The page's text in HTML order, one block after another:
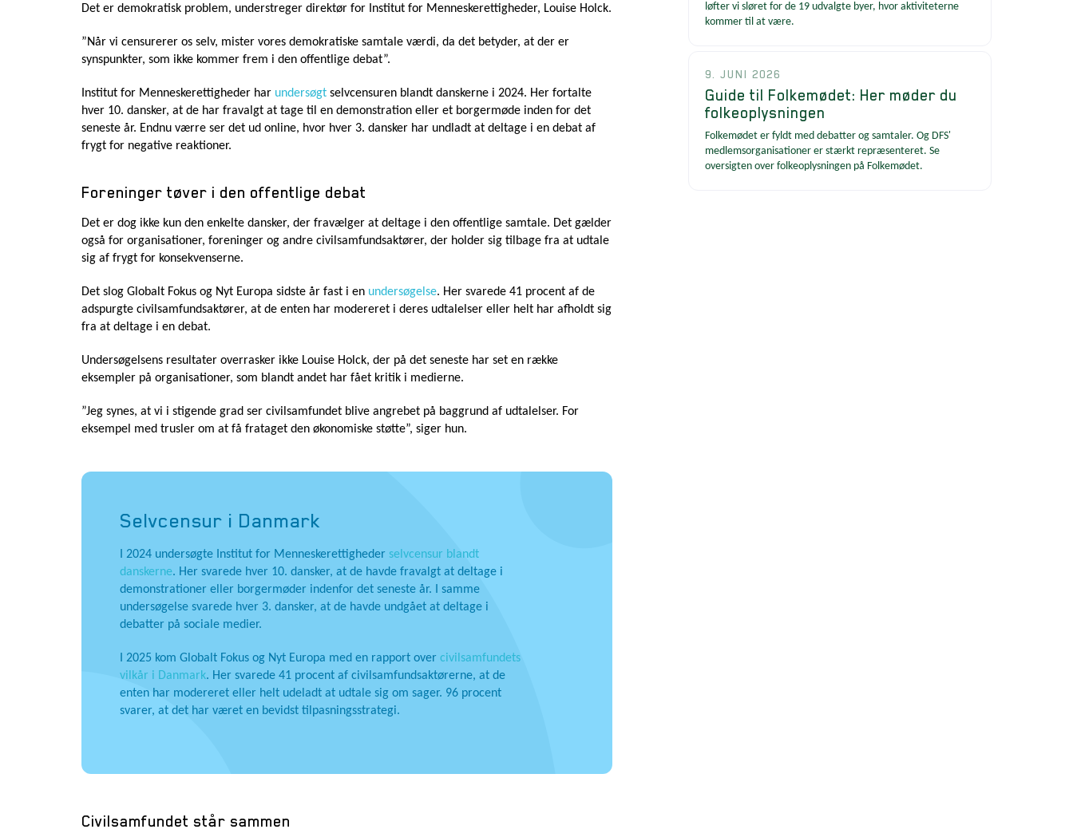
løfter vi sløret for de 19 udvalgte byer, hvor aktiviteterne
kommer til at være.
9. JUNI 2026
Guide til Folkemødet: Her møder du
folkeoplysningen
Folkemødet er fyldt med debatter og samtaler. Og DFS'
medlemsorganisationer er stærkt repræsenteret. Se
oversigten over folkeoplysningen på Folkemødet.
Det er demokratisk problem, understreger direktør for Institut for Menneskerettigheder, Louise Holck.
”Når vi censurerer os selv, mister vores demokratiske samtale værdi, da det betyder, at der er
synspunkter, som ikke kommer frem i den offentlige debat”.
Institut for Menneskerettigheder har undersøgt selvcensuren blandt danskerne i 2024. Her fortalte
hver 10. dansker, at de har fravalgt at tage til en demonstration eller et borgermøde inden for det
seneste år. Endnu værre ser det ud online, hvor hver 3. dansker har undladt at deltage i en debat af
frygt for negative reaktioner.
Foreninger tøver i den offentlige debat
Det er dog ikke kun den enkelte dansker, der fravælger at deltage i den offentlige samtale. Det gælder
også for organisationer, foreninger og andre civilsamfundsaktører, der holder sig tilbage fra at udtale
sig af frygt for konsekvenserne.
Det slog Globalt Fokus og Nyt Europa sidste år fast i en undersøgelse. Her svarede 41 procent af de
adspurgte civilsamfundsaktører, at de enten har modereret i deres udtalelser eller helt har afholdt sig
fra at deltage i en debat.
Undersøgelsens resultater overrasker ikke Louise Holck, der på det seneste har set en række
eksempler på organisationer, som blandt andet har fået kritik i medierne.
”Jeg synes, at vi i stigende grad ser civilsamfundet blive angrebet på baggrund af udtalelser. For
eksempel med trusler om at få frataget den økonomiske støtte”, siger hun.
Selvcensur i Danmark
I 2024 undersøgte Institut for Menneskerettigheder selvcensur blandt
danskerne. Her svarede hver 10. dansker, at de havde fravalgt at deltage i
demonstrationer eller borgermøder indenfor det seneste år. I samme
undersøgelse svarede hver 3. dansker, at de havde undgået at deltage i
debatter på sociale medier.
I 2025 kom Globalt Fokus og Nyt Europa med en rapport over civilsamfundets
vilkår i Danmark. Her svarede 41 procent af civilsamfundsaktørerne, at de
enten har modereret eller helt udeladt at udtale sig om sager. 96 procent
svarer, at det har været en bevidst tilpasningsstrategi.
Civilsamfundet står sammen